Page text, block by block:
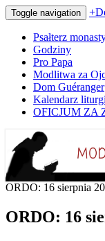
Toggle navigation
Psałterz
Godziny
Pro Papa
Modlitwa za
Dom Guéranger
Kalendarz
OFICJUM ZA
+Deus,
Codziennie
ORDO: 16 sierpnia
ORDO: 16